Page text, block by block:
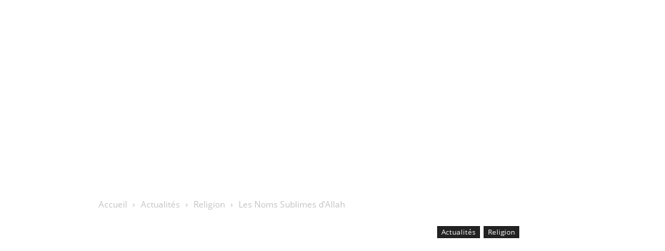
Accueil Actualités Religion Les Noms Sublimes d’Allah
Actualités Religion